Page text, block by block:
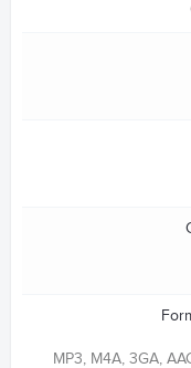
MP3, M4A, 3GA,